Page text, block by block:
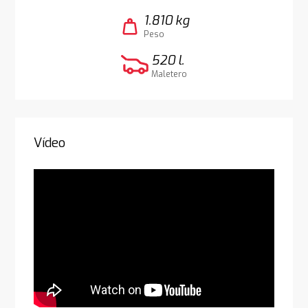
weight 1.810 kg
Peso
520 l.
Maletero
Vídeo